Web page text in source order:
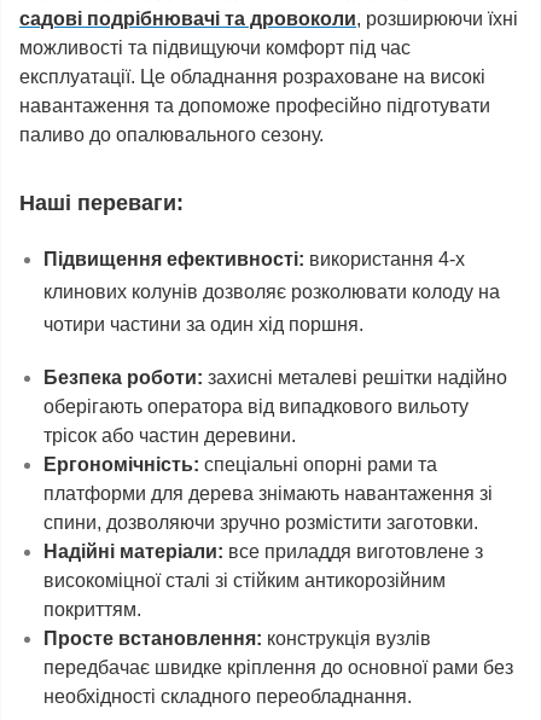
садові подрібнювачі та дровоколи, розширюючи їхні
можливості та підвищуючи комфорт під час
експлуатації. Це обладнання розраховане на високі
навантаження та допоможе професійно підготувати
паливо до опалювального сезону.
Наші переваги:
Підвищення ефективності: використання 4-х
клинових колунів дозволяє розколювати колоду на
чотири частини за один хід поршня.
Безпека роботи: захисні металеві решітки надійно
оберігають оператора від випадкового вильоту
трісок або частин деревини.
Ергономічність: спеціальні опорні рами та
платформи для дерева знімають навантаження зі
спини, дозволяючи зручно розмістити заготовки.
Надійні матеріали: все приладдя виготовлене з
високоміцної сталі зі стійким антикорозійним
покриттям.
Просте встановлення: конструкція вузлів
передбачає швидке кріплення до основної рами без
необхідності складного переобладнання.